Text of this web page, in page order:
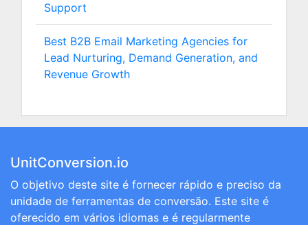
Support
Best B2B Email Marketing Agencies for
Lead Nurturing, Demand Generation, and
Revenue Growth
UnitConversion.io
O objetivo deste site é fornecer rápido e preciso da
unidade de ferramentas de conversão. Este site é
oferecido em vários idiomas e é regularmente